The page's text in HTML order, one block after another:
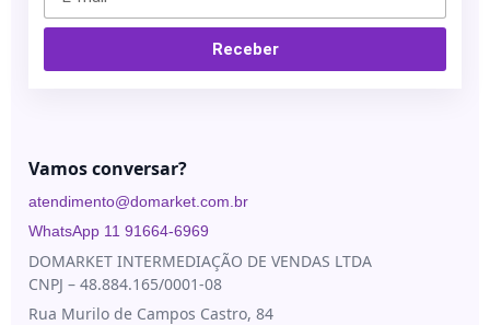
Blau
Cristália
Galderma
Ilikia
MedBeauty
Merz
Aesthetics
Biorremodelador
Drugdelivery
sustentação
Toxinas
Receber
Vamos conversar?
atendimento@domarket.com.br
WhatsApp 11 91664-6969
DOMARKET INTERMEDIAÇÃO DE VENDAS LTDA
CNPJ – 48.884.165/0001-08
Rua Murilo de Campos Castro, 84